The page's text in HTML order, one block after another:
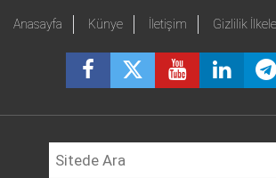
Anasayfa Künye İletişim Gizlilik